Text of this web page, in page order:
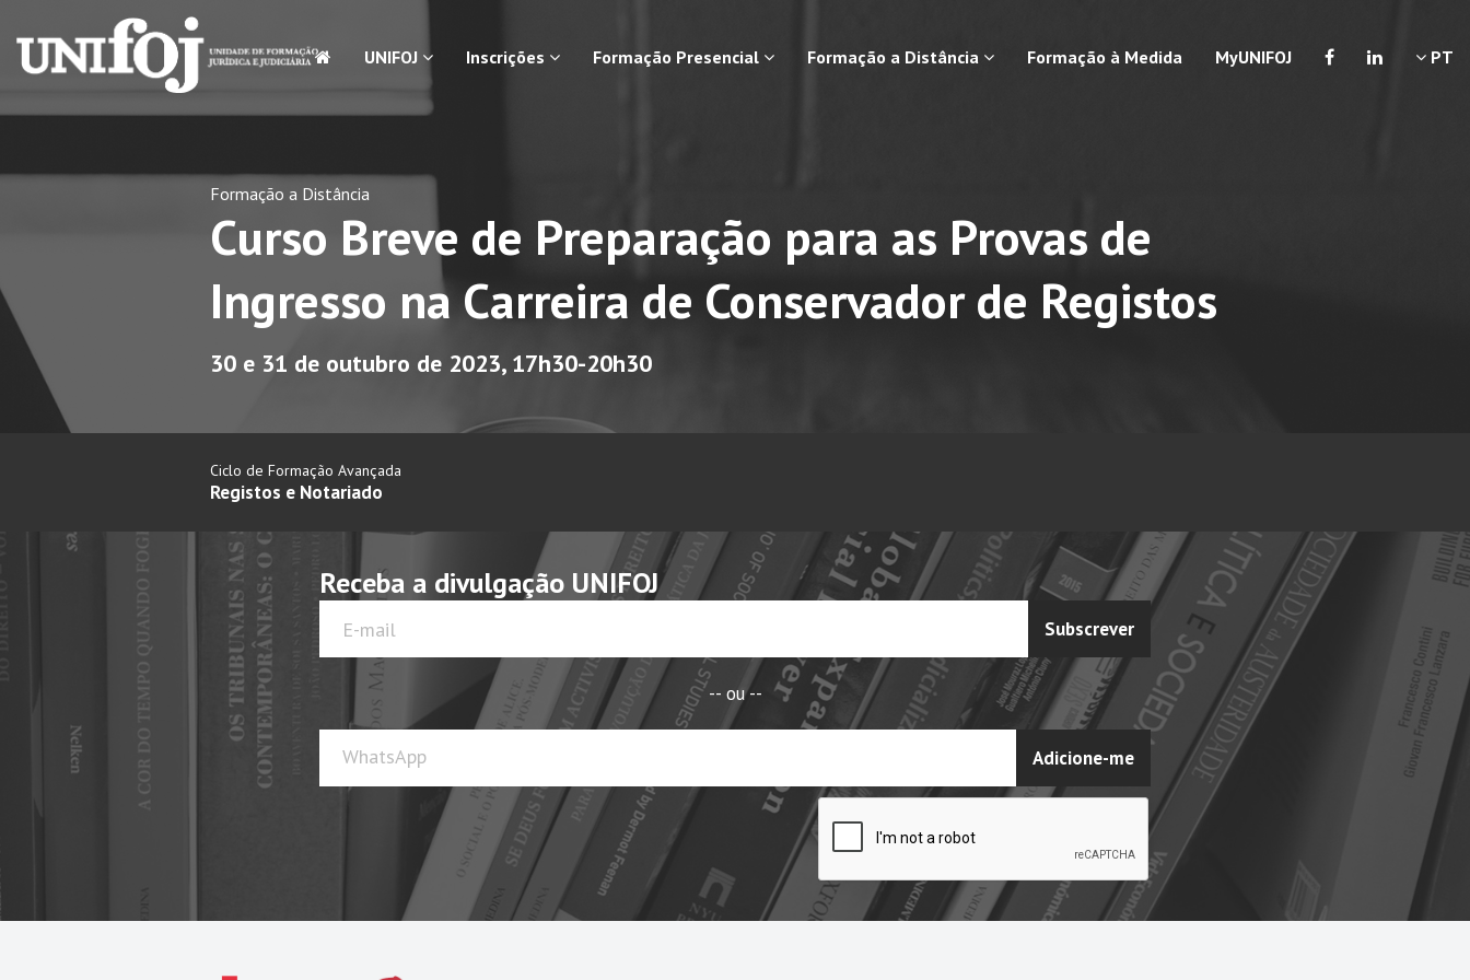
UNIFOJ Inscrições Formação Presencial Formação a Distância Formação à Medida MyUNIFOJ PT
Formação a Distância
Curso Breve de Preparação para as Provas de
Ingresso na Carreira de Conservador de Registos
30 e 31 de outubro de 2023, 17h30-20h30
Ciclo de Formação Avançada
Registos e Notariado
Receba a divulgação UNIFOJ
Subscrever
-- ou --
WhatsApp Adicione-me